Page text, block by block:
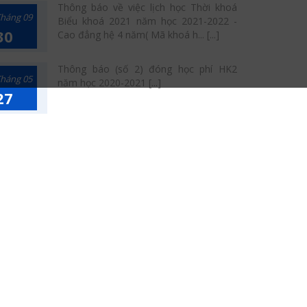
09
Thông báo về việc lịch học Thời khoá
Biểu khoá 2021 năm học 2021-2022 -
Cao đẳng hệ 4 năm( Mã khoá h... [...]
05
Thông báo (số 2) đóng học phí HK2
năm học 2020-2021 [...]